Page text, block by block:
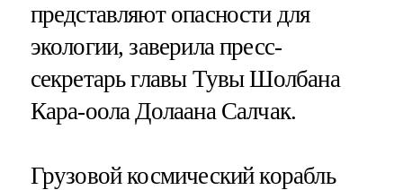
представляют опасности для
экологии, заверила пресс-
секретарь главы Тувы Шолбана
Кара-оола Долаана Салчак.
Грузовой космический корабль